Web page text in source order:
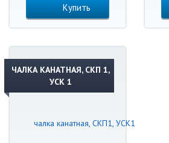
Купить
ЧАЛКА КАНАТНАЯ, СКП 1,
УСК 1